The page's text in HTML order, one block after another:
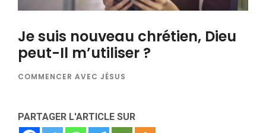
Je suis nouveau chrétien, Dieu
peut-Il m’utiliser ?
COMMENCER AVEC JÉSUS
PARTAGER L'ARTICLE SUR